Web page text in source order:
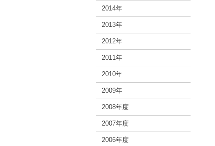
2014年
2013年
2012年
2011年
2010年
2009年
2008年度
2007年度
2006年度